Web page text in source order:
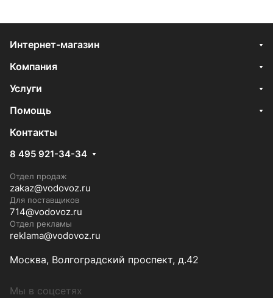
Интернет-магазин
Компания
Услуги
Помощь
Контакты
8 495 921-34-34
Отдел продаж
zakaz@vodovoz.ru
Для поставщиков
714@vodovoz.ru
Отдел рекламы
reklama@vodovoz.ru
Москва, Волгоградский проспект, д.42
Мы в соцсетях